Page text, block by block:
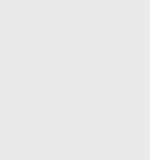
Kwandang